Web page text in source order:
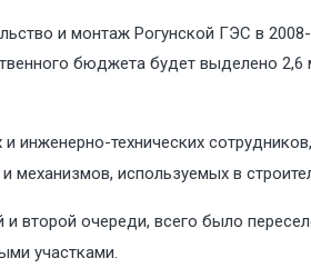
и монтаж Рогунской ГЭС в
бюджета будет выделено
технических
используемых в
второй очереди, всего было
участками.